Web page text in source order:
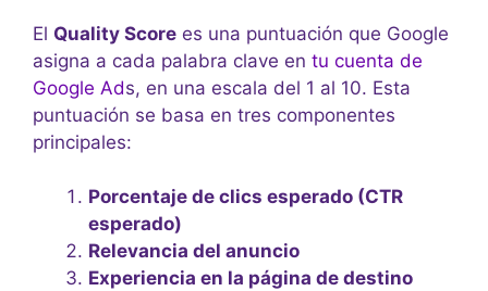
El Quality Score es una puntuación que Google
asigna a cada palabra clave en tu cuenta de
Google Ads, en una escala del 1 al 10. Esta
puntuación se basa en tres componentes
principales:
Porcentaje de clics esperado (CTR
esperado)
Relevancia del anuncio
Experiencia en la página de destino